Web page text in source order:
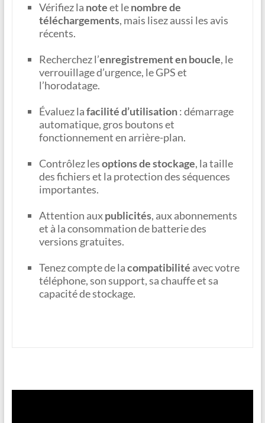
Vérifiez la noteet lenombre de
téléchargements, mais lisez aussi les avis
récents.
Recherchez l’enregistrement en boucle, le
verrouillage d’urgence, le GPS et
l’horodatage.
Évaluez lafacilité d’utilisation: démarrage
automatique, gros boutons et
fonctionnement en arrière-plan.
Contrôlez lesoptions de stockage, la taille
des fichiers et la protection des séquences
importantes.
Attention auxpublicités, aux abonnements
et à la consommation de batterie des
versions gratuites.
Tenez compte de lacompatibilité avec votre
téléphone, son support, sa chauffe et sa
capacité de stockage.